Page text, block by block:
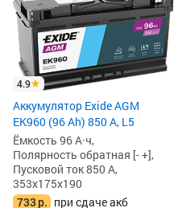
4.9
Аккумулятор Exide AGM
EK960 (96 Ah) 850 А, L5
Ёмкость 96 А·ч,
Полярность обратная [- +],
Пусковой ток 850 А,
353x175x190
733р. при сдаче акб